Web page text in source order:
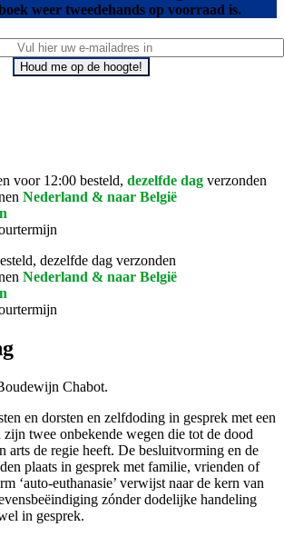
weer tweedehands op voorraad is.
Houd me op de hoogte!
voor 12:00 besteld, dezelfde dag verzonden
Nederland & naar België
dezelfde dag verzonden
Nederland & naar België
Chabot.
en dorsten en zelfdoding in gesprek met een
twee onbekende wegen die tot de dood
arts de regie heeft. De besluitvorming en de
plaats in gesprek met familie, vrienden of
‘auto-euthanasie’ verwijst naar de kern van
zónder dodelijke handeling
in gesprek.